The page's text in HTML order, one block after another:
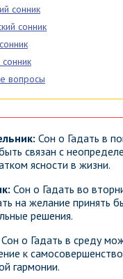
сонник
сонник
вопросы
Сон о Гадать в
связан с
ясности в жизни.
Сон о Гадать во
на желание принять
решения.
Сон о Гадать в среду
к
гармонии.